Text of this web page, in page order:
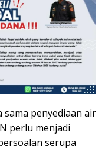
sama penyediaan air
perlu menjadi
serupa